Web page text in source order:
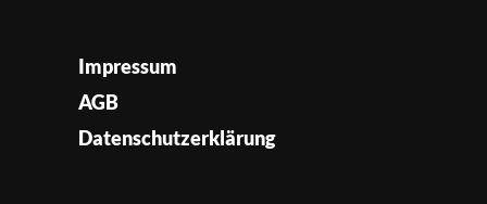
Impressum
AGB
Datenschutzerklärung